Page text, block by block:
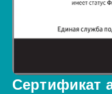
Сертификат